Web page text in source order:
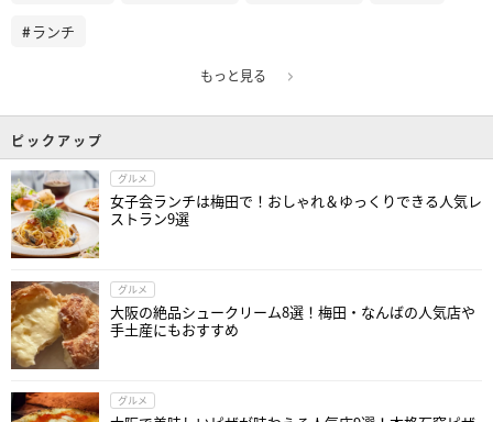
ランチ
もっと見る
ピックアップ
グルメ
女子会ランチは梅田で！おしゃれ＆ゆっくりできる人気レ
ストラン9選
グルメ
大阪の絶品シュークリーム8選！梅田・なんばの人気店や
手土産にもおすすめ
グルメ